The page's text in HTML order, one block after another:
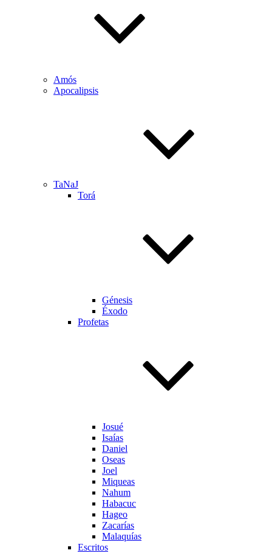
Amós
Apocalipsis
TaNaJ
Torá
Génesis
Éxodo
Profetas
Josué
Isaías
Daniel
Oseas
Joel
Miqueas
Nahum
Habacuc
Hageo
Zacarías
Malaquías
Escritos